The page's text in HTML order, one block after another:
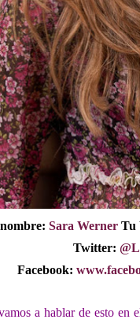
Sara Werner Tu
Twitter:
Facebook:
a hablar de esto en